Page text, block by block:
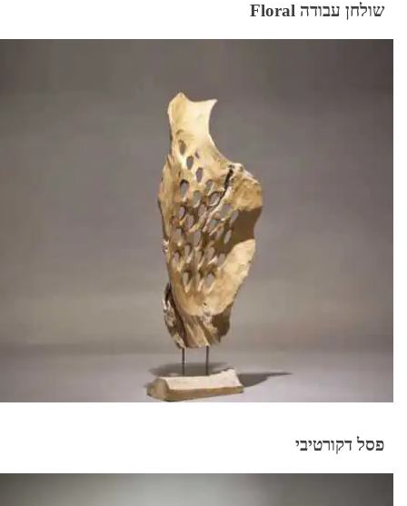
שולחן עבודה Floral
פסל דקורטיבי